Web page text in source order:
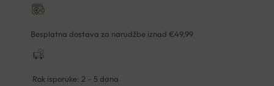
količina
Besplatna dostava za narudžbe iznad €49,99
Rok isporuke: 2 – 5 dana